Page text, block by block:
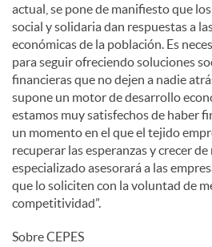
actual, se pone de manifiesto que
social y solidaria dan respuestas a
económicas de la población. Es
para seguir ofreciendo soluciones
financieras que no dejen a nadie
supone un motor de desarrollo
estamos muy satisfechos de haber
un momento en el que el tejido
recuperar las esperanzas y crecer
especializado asesorará a las
que lo soliciten con la voluntad de
competitividad”.
Sobre CEPES